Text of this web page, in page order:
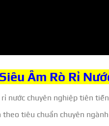
Âm Rò Rỉ
nước chuyên nghiệp tiên tiến
tiêu chuẩn chuyên ngành